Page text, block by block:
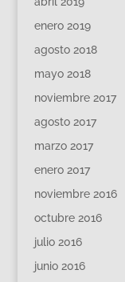
enero 2019
agosto 2018
mayo 2018
noviembre 2017
agosto 2017
marzo 2017
enero 2017
noviembre 2016
octubre 2016
julio 2016
junio 2016